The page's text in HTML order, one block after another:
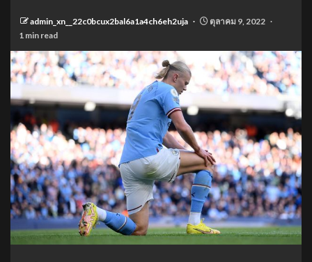
admin_xn__22c0bcux2bal6a1a4ch6eh2uja
ตุลาคม 9, 2022
1 min read